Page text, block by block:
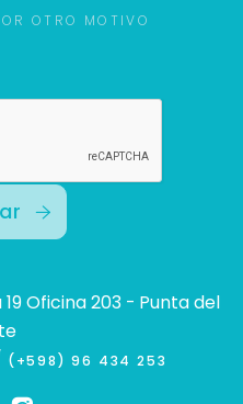
OTRO MOTIVO
Oficina 203 - Punta del
(+598) 96 434 253